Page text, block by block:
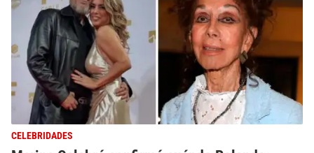
CELEBRIDADES